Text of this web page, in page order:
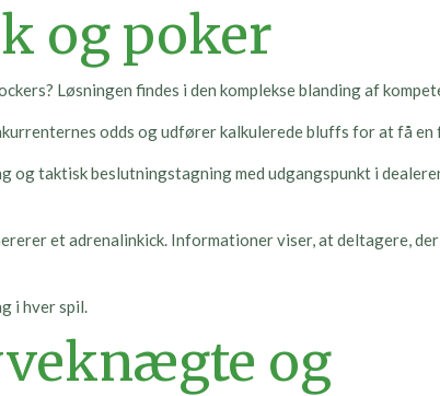
og poker
Løsningen findes i den komplekse blanding af
odds og udfører kalkulerede bluffs for at få en
taktisk beslutningstagning med udgangspunkt i
et adrenalinkick. Informationer viser, at deltagere,
i hver spil.
og